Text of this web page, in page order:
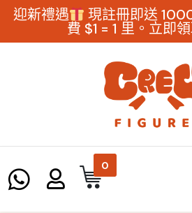
迎新禮遇 現註冊即送
費 $1 = 1 里。立即
0